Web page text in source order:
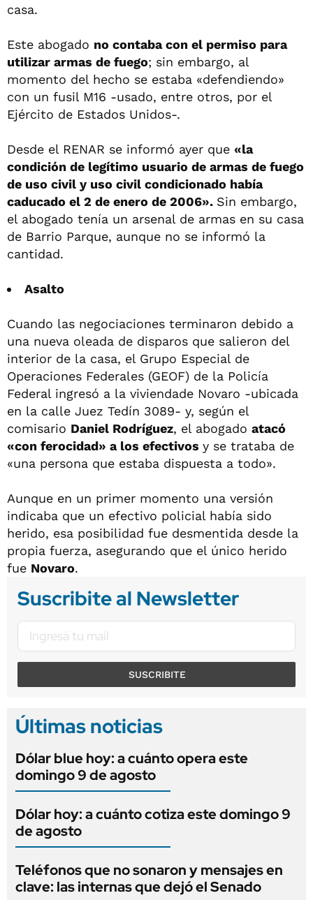
casa.
Este abogado no contaba con el permiso para
utilizar armas de fuego; sin embargo, al
momento del hecho se estaba «defendiendo»
con un fusil M16 -usado, entre otros, por el
Ejército de Estados Unidos-.
Desde el RENAR se informó ayer que «la
condición de legítimo usuario de armas de fuego
de uso civil y uso civil condicionado había
caducado el 2 de enero de 2006». Sin embargo,
el abogado tenía un arsenal de armas en su casa
de Barrio Parque, aunque no se informó la
cantidad.
Asalto
Cuando las negociaciones terminaron debido a
una nueva oleada de disparos que salieron del
interior de la casa, el Grupo Especial de
Operaciones Federales (GEOF) de la Policía
Federal ingresó a la viviendade Novaro -ubicada
en la calle Juez Tedín 3089- y, según el
comisario Daniel Rodríguez, el abogado atacó
«con ferocidad» a los efectivos y se trataba de
«una persona que estaba dispuesta a todo».
Aunque en un primer momento una versión
indicaba que un efectivo policial había sido
herido, esa posibilidad fue desmentida desde la
propia fuerza, asegurando que el único herido
fue Novaro.
Suscribite al Newsletter
SUSCRIBITE
Últimas noticias
Dólar blue hoy: a cuánto opera este
domingo 9 de agosto
Dólar hoy: a cuánto cotiza este domingo 9
de agosto
Teléfonos que no sonaron y mensajes en
clave: las internas que dejó el Senado